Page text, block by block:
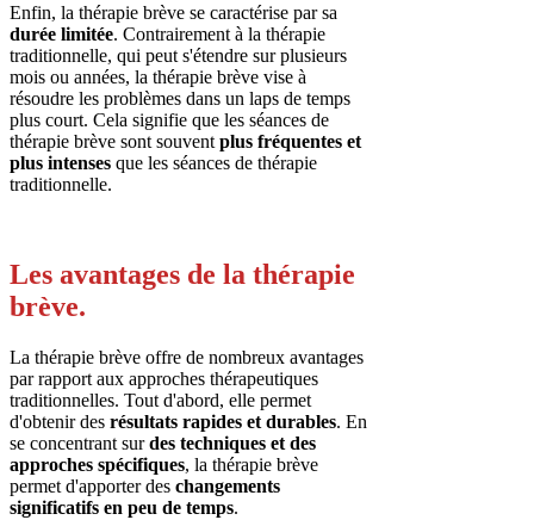
Enfin, la thérapie brève se caractérise par sa
durée limitée. Contrairement à la thérapie
traditionnelle, qui peut s'étendre sur plusieurs
mois ou années, la thérapie brève vise à
résoudre les problèmes dans un laps de temps
plus court. Cela signifie que les séances de
thérapie brève sont souvent plus fréquentes et
plus intenses que les séances de thérapie
traditionnelle.
Les avantages de la thérapie
brève.
La thérapie brève offre de nombreux avantages
par rapport aux approches thérapeutiques
traditionnelles. Tout d'abord, elle permet
d'obtenir des résultats rapides et durables. En
se concentrant surdes techniques et des
approches spécifiques, la thérapie brève
permet d'apporter des changements
significatifs en peu de temps.